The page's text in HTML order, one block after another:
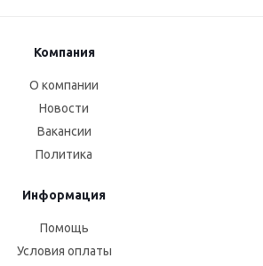
Компания
О компании
Новости
Вакансии
Политика
Информация
Помощь
Условия оплаты